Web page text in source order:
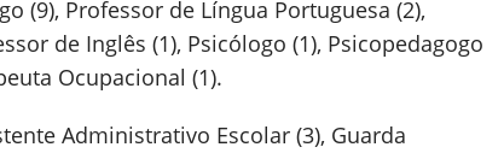
(9), Professor de Língua Portuguesa (2),
de Inglês (1), Psicólogo (1), Psicopedagogo
Ocupacional (1).
Administrativo Escolar (3), Guarda